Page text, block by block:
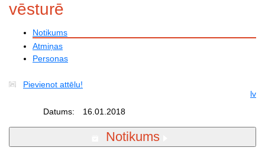
vēsturē
Notikums
Atmiņas
Personas
Pievienot attēlu!
lv
Datums:
16.01.2018
Notikums